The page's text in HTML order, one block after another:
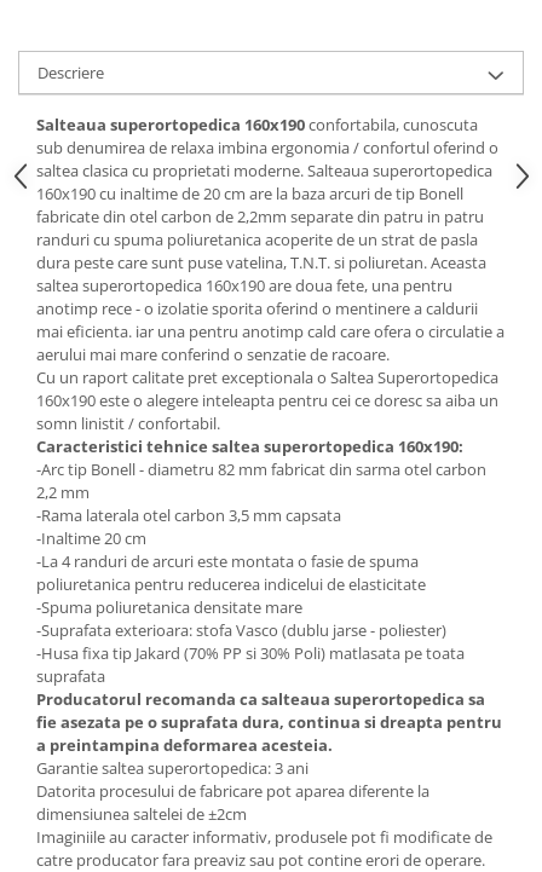
Scaune gradinita
Set mese si scaune gradinita
Mobilier copii
Mobila camera copii
Scaune birou pentru copii
Saltele patuturi copii
Paturi copii
Masa si scaune gradinita
Seturi comode living si dormitor
Descriere
Salteaua superortopedica 160x190confortabila, cunoscuta
sub denumirea de relaxa imbina ergonomia / confortul oferind o
saltea clasica cu proprietati moderne. Salteaua superortopedica
160x190 cu inaltime de 20 cm are la baza arcuri de tip Bonell
fabricate din otel carbon de 2,2mm separate din patru in patru
randuri cu spuma poliuretanica acoperite de un strat de pasla
dura peste care sunt puse vatelina, T.N.T. si poliuretan. Aceasta
saltea superortopedica 160x190 are doua fete, una pentru
anotimp rece - o izolatie sporita oferind o mentinere a caldurii
mai eficienta. iar una pentru anotimp cald care ofera o circulatie a
aerului mai mare conferind o senzatie de racoare.
Cu un raport calitate pret exceptionala o Saltea Superortopedica
160x190 este o alegere inteleapta pentru cei ce doresc sa aiba un
somn linistit / confortabil.
Caracteristici tehnice saltea superortopedica 160x190:
-Arc tip Bonell - diametru 82 mm fabricat din sarma otel carbon
2,2 mm
-Rama laterala otel carbon 3,5 mm capsata
-Inaltime 20 cm
-La 4 randuri de arcuri este montata o fasie de spuma
poliuretanica pentru reducerea indicelui de elasticitate
-Spuma poliuretanica densitate mare
-Suprafata exterioara: stofa Vasco (dublu jarse - poliester)
-Husa fixa tip Jakard (70% PP si 30% Poli) matlasata pe toata
suprafata
Producatorul recomanda ca salteaua superortopedica sa
fie asezata pe o suprafata dura, continua si dreapta pentru
a preintampina deformarea acesteia.
Garantie saltea superortopedica: 3 ani
Datorita procesului de fabricare pot aparea diferente la
dimensiunea saltelei de ±2cm
Imaginiile au caracter informativ, produsele pot fi modificate de
catre producator fara preaviz sau pot contine erori de operare.